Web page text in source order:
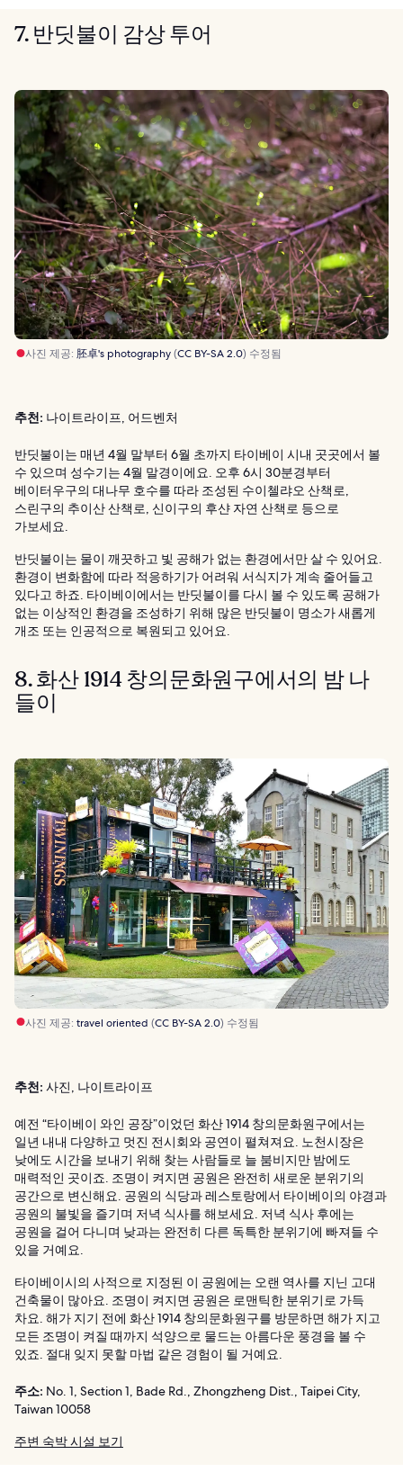
7. 반딧불이 감상 투어
사진 제공: 胚卓's photography(CC BY-SA 2.0) 수정됨
추천: 나이트라이프, 어드벤처
반딧불이는 매년 4월 말부터 6월 초까지 타이베이 시내 곳곳에서 볼
수 있으며 성수기는 4월 말경이에요. 오후 6시 30분경부터
베이터우구의 대나무 호수를 따라 조성된 수이첼랴오 산책로,
스린구의 추이산 산책로, 신이구의 후샨 자연 산책로 등으로
가보세요.
반딧불이는 물이 깨끗하고 빛 공해가 없는 환경에서만 살 수 있어요.
환경이 변화함에 따라 적응하기가 어려워 서식지가 계속 줄어들고
있다고 하죠. 타이베이에서는 반딧불이를 다시 볼 수 있도록 공해가
없는 이상적인 환경을 조성하기 위해 많은 반딧불이 명소가 새롭게
개조 또는 인공적으로 복원되고 있어요.
8. 화산 1914 창의문화원구에서의 밤 나
들이
사진 제공: travel oriented (CC BY-SA 2.0) 수정됨
추천: 사진, 나이트라이프
예전 “타이베이 와인 공장”이었던 화산 1914 창의문화원구에서는
일년 내내 다양하고 멋진 전시회와 공연이 펼쳐져요. 노천시장은
낮에도 시간을 보내기 위해 찾는 사람들로 늘 붐비지만 밤에도
매력적인 곳이죠. 조명이 켜지면 공원은 완전히 새로운 분위기의
공간으로 변신해요. 공원의 식당과 레스토랑에서 타이베이의 야경과
공원의 불빛을 즐기며 저녁 식사를 해보세요. 저녁 식사 후에는
공원을 걸어 다니며 낮과는 완전히 다른 독특한 분위기에 빠져들 수
있을 거예요.
타이베이시의 사적으로 지정된 이 공원에는 오랜 역사를 지닌 고대
건축물이 많아요. 조명이 켜지면 공원은 로맨틱한 분위기로 가득
차요. 해가 지기 전에 화산 1914 창의문화원구를 방문하면 해가 지고
모든 조명이 켜질 때까지 석양으로 물드는 아름다운 풍경을 볼 수
있죠. 절대 잊지 못할 마법 같은 경험이 될 거예요.
주소: No. 1, Section 1, Bade Rd., Zhongzheng Dist., Taipei City,
Taiwan 10058
주변 숙박 시설 보기